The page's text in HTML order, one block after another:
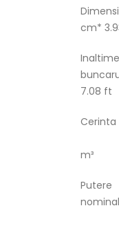
cm*
7.08 ft
m³
Putere